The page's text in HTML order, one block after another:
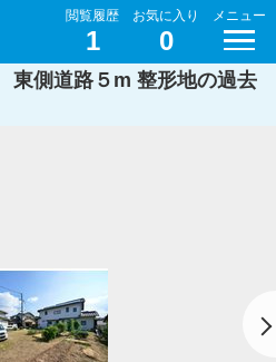
閲覧履歴
1
お気に入り
0
メニュー
側道路５m 整形地の過去